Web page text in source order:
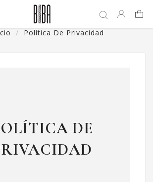
Política De Privacidad
DE